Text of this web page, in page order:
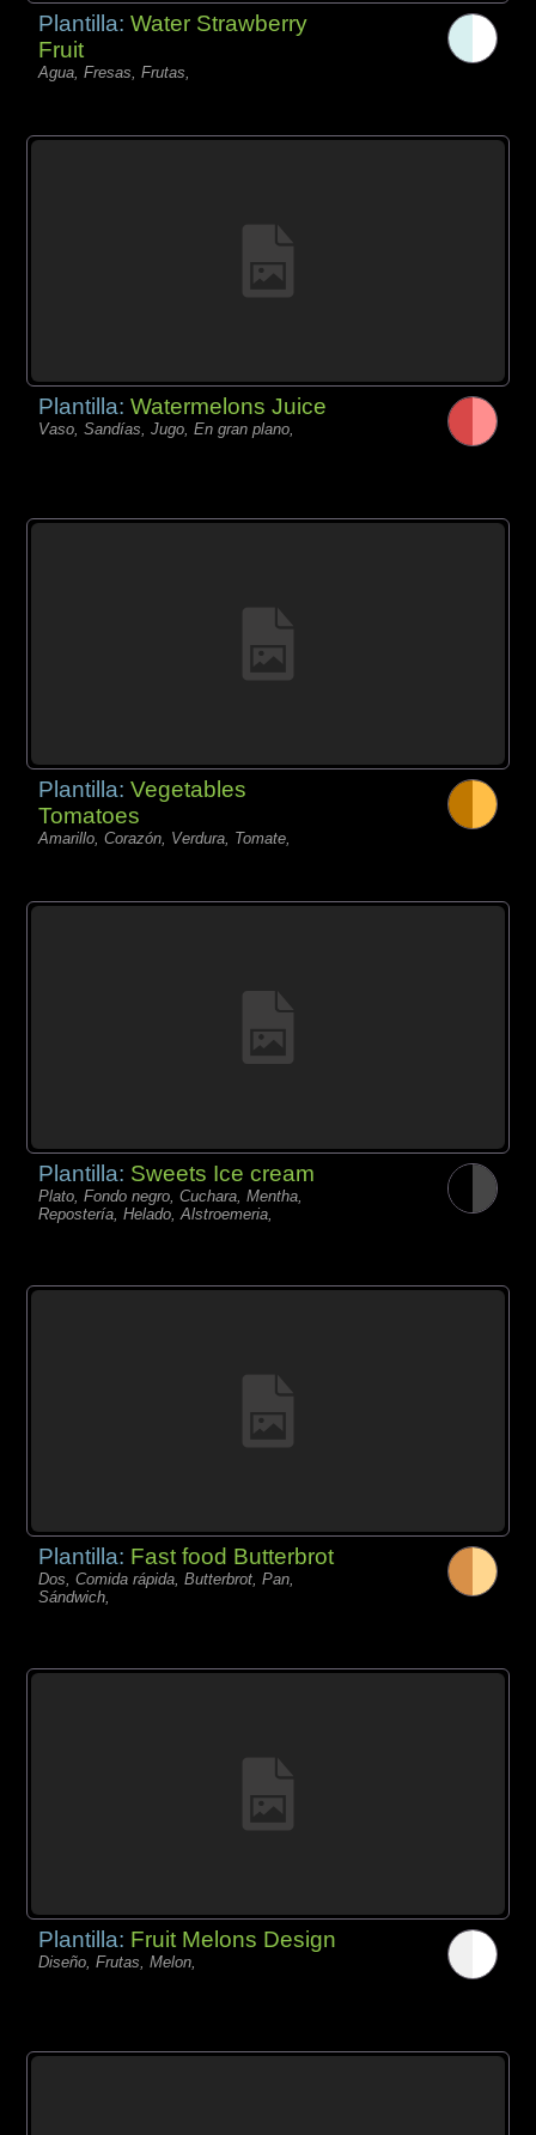
Plantilla:Water Strawberry
Fruit
Agua, Fresas, Frutas,
Plantilla:Watermelons Juice
Vaso, Sandías, Jugo, En gran plano,
Plantilla:Vegetables
Tomatoes
Amarillo, Corazón, Verdura, Tomate,
Plantilla: Sweets Ice cream
Plato, Fondo negro, Cuchara, Mentha,
Repostería, Helado, Alstroemeria,
Plantilla: Fast food Butterbrot
Dos, Comida rápida, Butterbrot, Pan,
Sándwich,
Plantilla: Fruit Melons Design
Diseño, Frutas, Melon,